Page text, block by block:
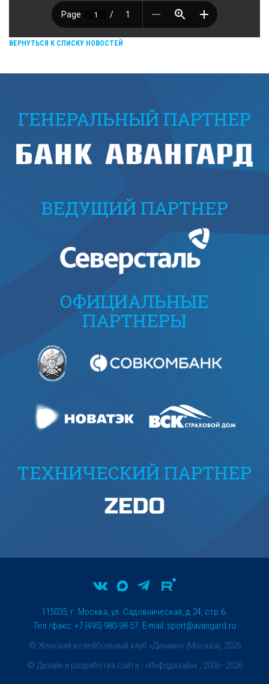
ВЕРНУТЬСЯ К СПИСКУ НОВОСТЕЙ
ГЕНЕРАЛЬНЫЙ ПАРТНЕР
ВЕДУЩИЙ ПАРТНЕР
ОФИЦИАЛЬНЫЕ
ПАРТНЕРЫ
ТЕХНИЧЕСКИЙ ПАРТНЕР
© Женский волейбольный клуб «Динамо» (Москва), 2026
115035, г. Москва, ул. Садовническая, д.24, стр.6.
Тел./факс: +7 (495) 980-98-57. E-mail: sport@avangard.ru
© Дизайн и разработка сайта - «Инфодизайн» , 2006—2026